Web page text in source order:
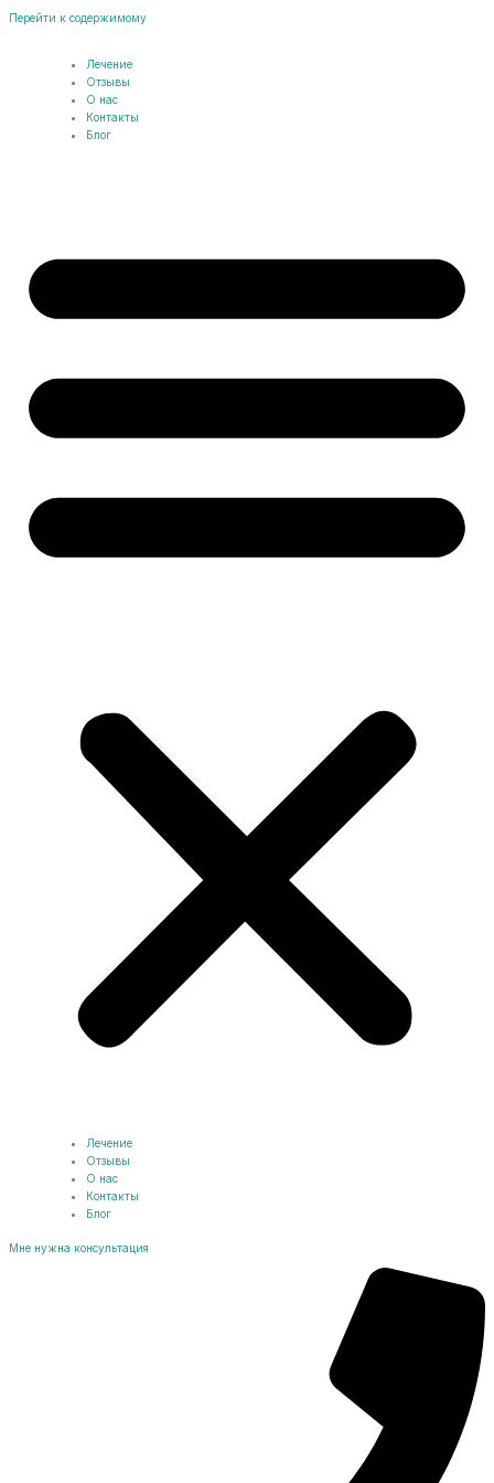
Перейти к содержимому
Лечение
Отзывы
О нас
Контакты
Блог
Лечение
Отзывы
О нас
Контакты
Блог
Мне нужна консультация